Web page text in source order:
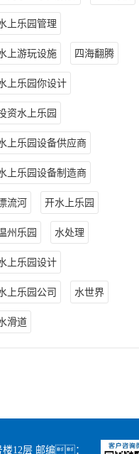
上乐园管理
上游玩设施 四海翻腾
上乐园你设计
资水上乐园
上乐园设备供应商
上乐园设备制造商
流河 开水上乐园
州乐园 水处理
上乐园设计
上乐园公司 水世界
滑道
楼12层 邮编：